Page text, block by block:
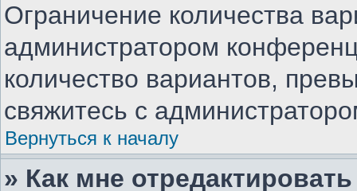
Ограничение количества
администратором
количество вариантов,
свяжитесь с
Вернуться к началу
» Как мне